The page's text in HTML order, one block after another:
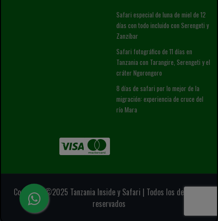
Safari especial de luna de miel de 12
días con todo incluido con Serengeti y
Zanzíbar
Safari fotográfico de 11 días en
Tanzania con Tarangire, Serengeti y el
cráter Ngorongoro
8 días de safari por lo mejor de la
migración: experiencia de cruce del
río Mara
Copyright ©2025 Tanzania Inside y Safari | Todos los derechos
reservados